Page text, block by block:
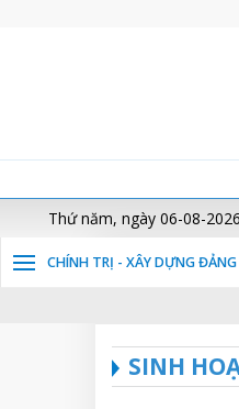
Thứ năm, ngày 06-08-2026
CHÍNH TRỊ - XÂY DỰNG ĐẢNG
SINH